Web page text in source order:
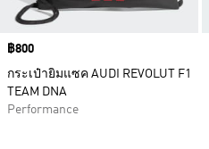
Price
฿800
กระเป๋ายิมแซค AUDI REVOLUT F1
TEAM DNA
Performance